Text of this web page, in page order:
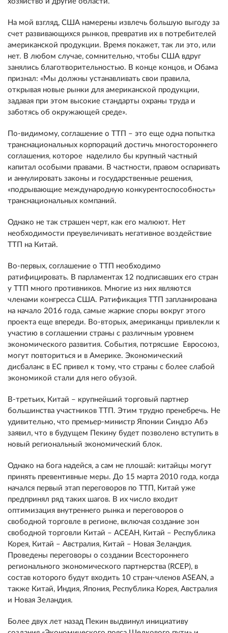
На мой взгляд, США намерены извлечь большую выгоду за
счет развивающихся рынков, превратив их в потребителей
американской продукции. Время покажет, так ли это, или
нет. В любом случае, сомнительно, чтобы США вдруг
занялись благотворительностью. В конце концов, и Обама
признал: «Мы должны устанавливать свои правила,
открывая новые рынки для американской продукции,
задавая при этом высокие стандарты охраны труда и
заботясь об окружающей среде».
По-видимому, соглашение о ТТП – это еще одна попытка
транснациональных корпораций достичь многостороннего
соглашения, которое наделило бы крупный частный
капитал особыми правами. В частности, правом оспаривать
и аннулировать законы и государственные решения,
«подрывающие международную конкурентоспособность»
транснациональных компаний.
Однако не так страшен черт, как его малюют. Нет
необходимости преувеличивать негативное воздействие
ТТП на Китай.
Во-первых, соглашение о ТТП необходимо
ратифицировать. В парламентах 12 подписавших его стран
у ТТП много противников. Многие из них являются
членами конгресса США. Ратификация ТТП запланирована
на начало 2016 года, самые жаркие споры вокруг этого
проекта еще впереди. Во-вторых, американцы привлекли к
участию в соглашении страны с различным уровнем
экономического развития. События, потрясшие Евросоюз,
могут повториться и в Америке. Экономический
дисбаланс в ЕС привел к тому, что страны с более слабой
экономикой стали для него обузой.
В-третьих, Китай – крупнейший торговый партнер
большинства участников ТТП. Этим трудно пренебречь. Не
удивительно, что премьер-министр Японии Синдзо Абэ
заявил, что в будущем Пекину будет позволено вступить в
новый региональный экономический блок.
Однако на бога надейся, а сам не плошай: китайцы могут
принять превентивные меры. До 15 марта 2010 года, когда
начался первый этап переговоров по ТТП, Китай уже
предпринял ряд таких шагов. В их число входит
оптимизация внутреннего рынка и переговоров о
свободной торговле в регионе, включая создание зон
свободной торговли Китай – АСЕАН, Китай – Республика
Корея, Китай – Австралия, Китай – Новая Зеландия.
Проведены переговоры о создании Всестороннего
регионального экономического партнерства (RCEP), в
состав которого будут входить 10 стран-членов ASEAN, а
также Китай, Индия, Япония, Республика Корея, Австралия
и Новая Зеландия.
Более двух лет назад Пекин выдвинул инициативу